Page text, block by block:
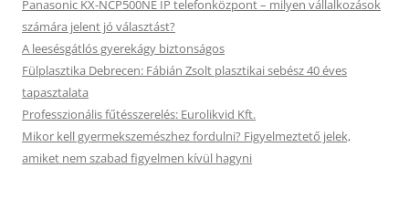
Panasonic KX-NCP500NE IP telefonközpont – milyen vállalkozások
számára jelent jó választást?
A leesésgátlós gyerekágy biztonságos
Fülplasztika Debrecen: Fábián Zsolt plasztikai sebész 40 éves
tapasztalata
Professzionális fűtésszerelés: Eurolikvid Kft.
Mikor kell gyermekszemészhez fordulni? Figyelmeztető jelek,
amiket nem szabad figyelmen kívül hagyni